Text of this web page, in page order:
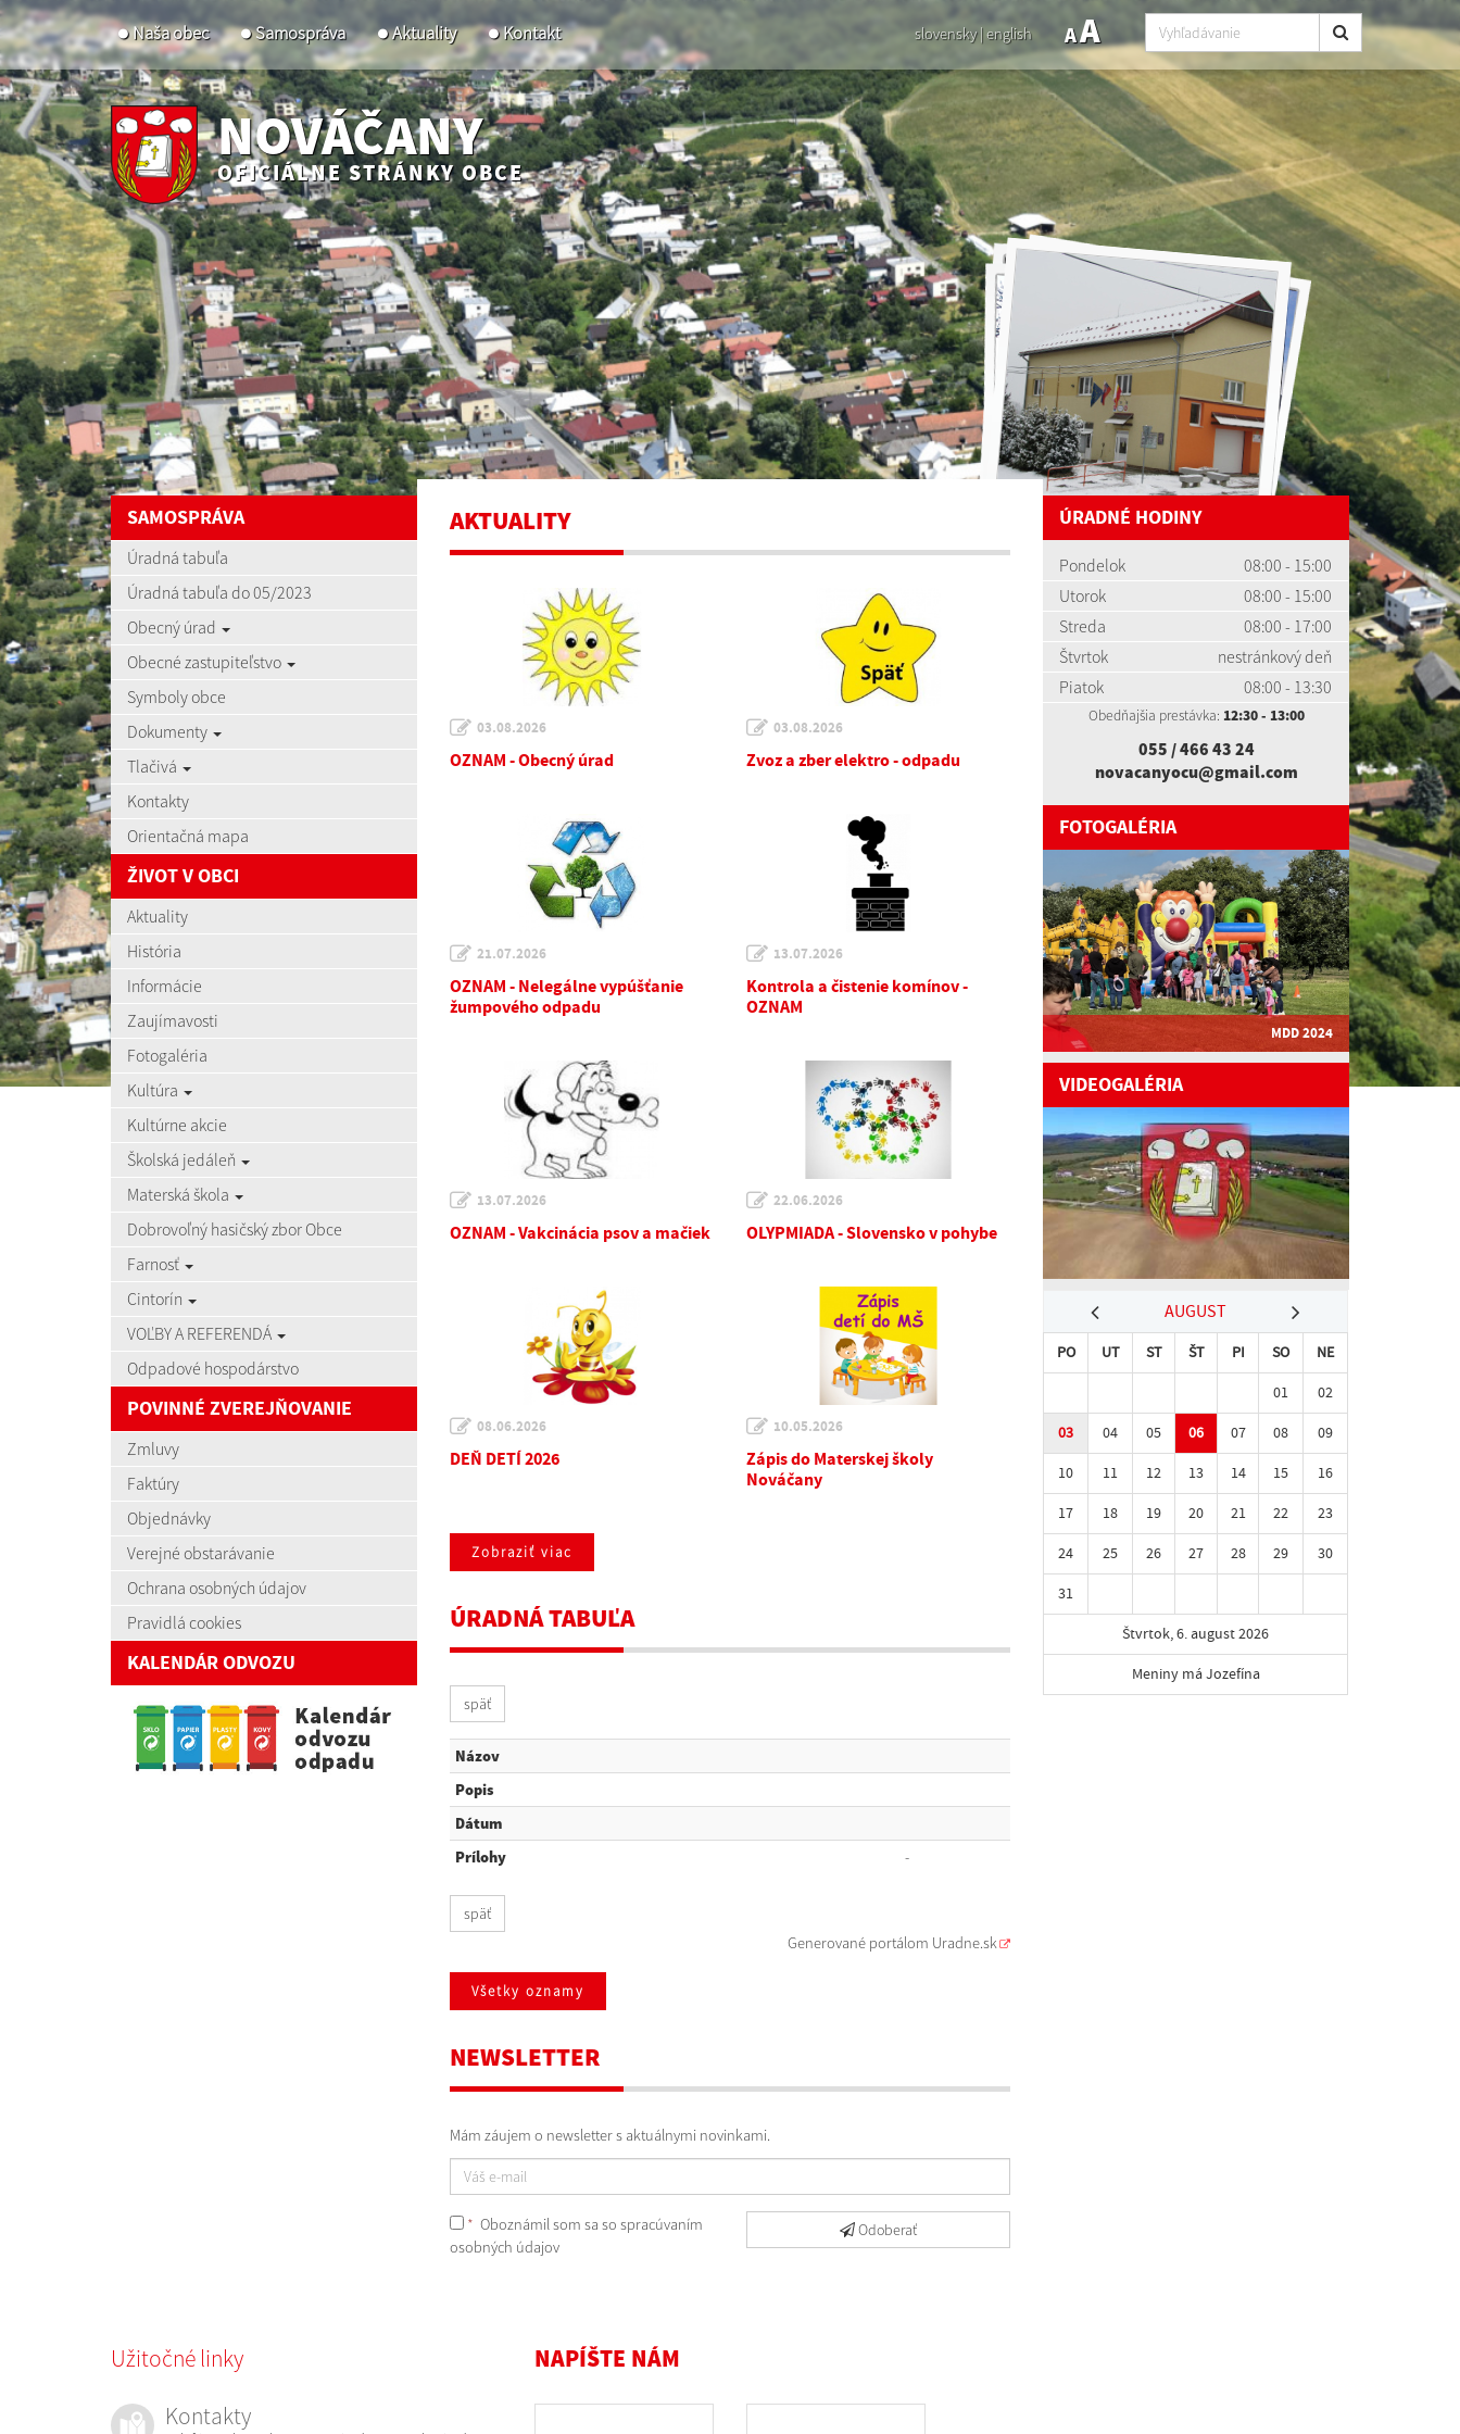
Naša obec Samospráva Aktuality Kontakt slovensky|english AA
NOVÁČANY
OFICIÁLNE STRÁNKY OBCE
SAMOSPRÁVA
Úradná tabuľa
Úradná tabuľa do 05/2023
Obecný úrad
Obecné zastupiteľstvo
Symboly obce
Dokumenty
Tlačivá
Kontakty
Orientačná mapa
ŽIVOT V OBCI
Aktuality
História
Informácie
Zaujímavosti
Fotogaléria
Kultúra
Kultúrne akcie
Školská jedáleň
Materská škola
Dobrovoľný hasičský zbor Obce
Farnosť
Cintorín
VOĽBY A REFERENDÁ
Odpadové hospodárstvo
POVINNÉ ZVEREJŇOVANIE
Zmluvy
Faktúry
Objednávky
Verejné obstarávanie
Ochrana osobných údajov
Pravidlá cookies
KALENDÁR ODVOZU
AKTUALITY
03.08.2026
OZNAM - Obecný úrad
03.08.2026
Zvoz a zber elektro - odpadu
21.07.2026
OZNAM - Nelegálne vypúšťanie
žumpového odpadu
13.07.2026
Kontrola a čistenie komínov -
OZNAM
13.07.2026
OZNAM - Vakcinácia psov a mačiek
22.06.2026
OLYPMIADA - Slovensko v pohybe
08.06.2026
DEŇ DETÍ 2026
10.05.2026
Zápis do Materskej školy
Nováčany
Zobraziť viac
ÚRADNÁ TABUĽA
späť
Názov
Popis
Dátum
Prílohy
-
späť
Generované portálom Uradne.sk
Všetky oznamy
NEWSLETTER
Mám záujem o newsletter s aktuálnymi novinkami.
* Oboznámil som sa so spracúvaním
osobných údajov
Odoberať
ÚRADNÉ HODINY
Pondelok
08:00 - 15:00
Utorok
08:00 - 15:00
Streda
08:00 - 17:00
Štvrtok
nestránkový deň
Piatok
08:00 - 13:30
Obedňajšia prestávka: 12:30 - 13:00
055 / 466 43 24
novacanyocu@gmail.com
FOTOGALÉRIA
MDD 2024
VIDEOGALÉRIA
AUGUST
PO UT ST ŠT PI SO
NE
01
02
03
04 05 06 07 08
09
10
11 12 13 14 15
16
17
18 19 20 21 22
23
24
25 26 27 28 29
30
31
Štvrtok, 6. august 2026
Meniny má Jozefína
NAPÍŠTE NÁM
Užitočné linky
Kontakty